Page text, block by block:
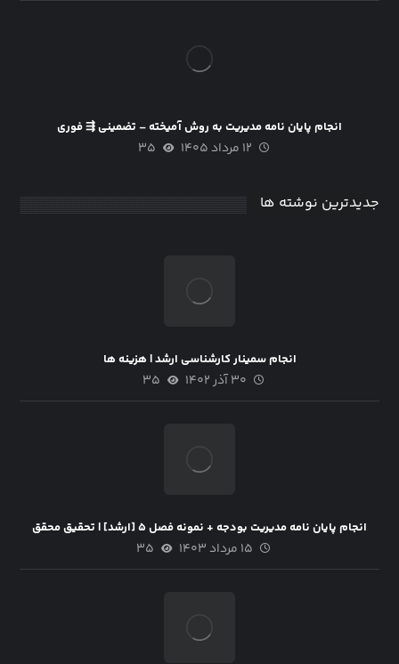
انجام پایان نامه مدیریت به روش آمیخته – تضمینی ⇶ فوری
۱۲ مرداد ۱۴۰۵ ۳۵
جدیدترین نوشته ها
انجام سمینار کارشناسی ارشد | هزینه ها
۳۰ آذر ۱۴۰۲ ۳۵
انجام پایان نامه مدیریت بودجه + نمونه فصل ۵ [ارشد] | تحقیق محقق
۱۵ مرداد ۱۴۰۳ ۳۵